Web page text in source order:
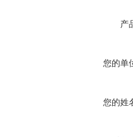
产
您的单
您的姓